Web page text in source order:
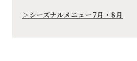
＞ シーズナルメニュー7月・8月